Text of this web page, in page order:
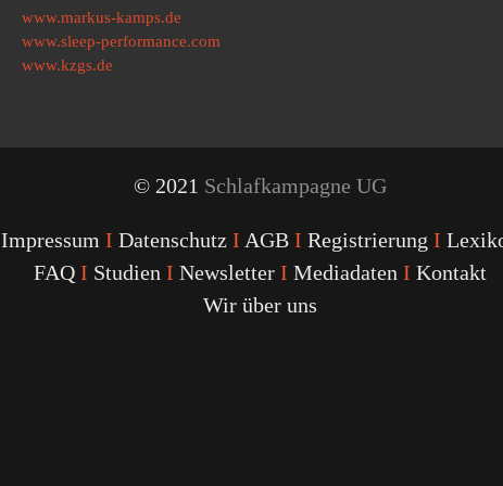
www.markus-kamps.de
www.sleep-performance.com
www.kzgs.de
© 2021 Schlafkampagne UG
Impressum I Datenschutz I AGB I Registrierung I
FAQ I Studien I Newsletter I Mediadaten I Kontakt
Wir über uns